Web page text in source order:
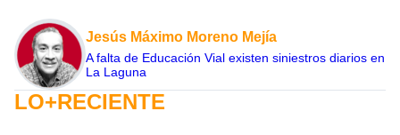
Jesús Máximo Moreno Mejía
A falta de Educación Vial existen siniestros diarios en
La Laguna
LO+RECIENTE